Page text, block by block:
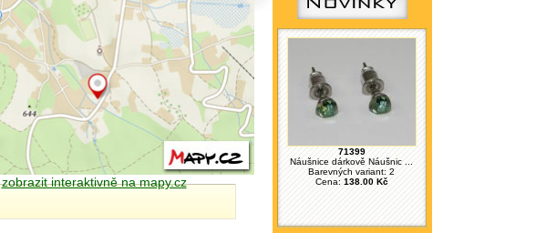
71399
Náušnice dárkově Náušnic ...
Barevných variant: 2
Cena: 138.00 Kč
zobrazit interaktivně na mapy.cz